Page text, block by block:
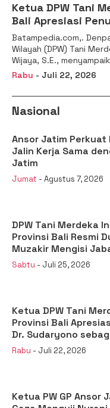
Ketua DPW Tani
Bali Apresiasi
sebagai Kepala
Batampedia.com,.
Wilayah (DPW) Tani
Wijaya, S.E.,
Rabu - Juli 22, 2026
Nasional
Ansor Jatim Perkuat
Jalin Kerja Sama
Jatim
Jumat - Agustus 7, 2026
DPW Tani Merdeka
Provinsi Bali Resmi
Muzakir Mengisi
Menteri Pertanian RI
Sabtu - Juli 25, 2026
Ketua DPW Tani
Provinsi Bali
Dr. Sudaryono
Badan Gizi Nasional
Rabu - Juli 22, 2026
Ketua PW GP Ansor